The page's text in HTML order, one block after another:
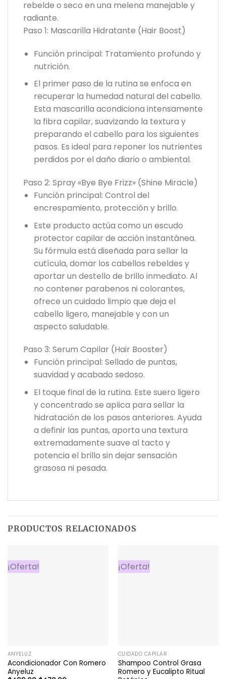
rebelde o seco en una melena manejable y
radiante.
Paso 1: Mascarilla Hidratante (Hair Boost)
Función principal: Tratamiento profundo y
nutrición.
El primer paso de la rutina se enfoca en
recuperar la humedad natural del cabello.
Esta mascarilla acondiciona intensamente
la fibra capilar, suavizando la textura y
preparando el cabello para los siguientes
pasos. Es ideal para reponer los nutrientes
perdidos por el daño diario o ambiental.
Paso 2: Spray «Bye Bye Frizz» (Shine Miracle)
Función principal: Control del
encrespamiento, protección y brillo.
Este producto actúa como un escudo
protector capilar de acción instantánea.
Su fórmula está diseñada para sellar la
cutícula, domar los cabellos rebeldes y
aportar un destello de brillo inmediato. Al
no contener parabenos ni colorantes,
ofrece un cuidado limpio que deja el
cabello ligero, manejable y con un
aspecto saludable.
Paso 3: Serum Capilar (Hair Booster)
Función principal: Sellado de puntas,
suavidad y acabado sedoso.
El toque final de la rutina. Este suero ligero
y concentrado se aplica para sellar la
hidratación de los pasos anteriores. Ayuda
a definir las puntas, aporta una textura
extremadamente suave al tacto y
potencia el brillo sin dejar sensación
grasosa ni pesada.
PRODUCTOS RELACIONADOS
¡Oferta!
ANYELUZ
Acondicionador Con Romero
Anyeluz
¡Oferta!
CUIDADO CAPILAR
Shampoo Control Grasa
Romero y Eucalipto Ritual